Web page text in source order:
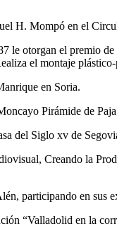
H. Mompó en el
le otorgan el premio
el montaje
en Soria.
Pirámide de
del Siglo xv de
Creando la
participando en sus
“Valladolid en la